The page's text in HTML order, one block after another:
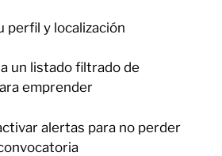
perfil y localización
un listado filtrado de
emprender
alertas para no perder